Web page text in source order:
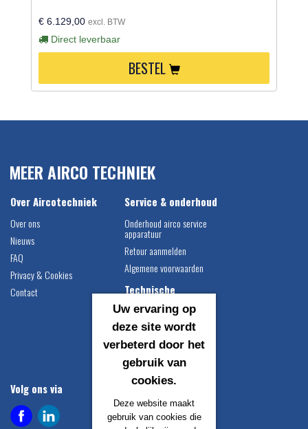
€ 6.129,00 excl. BTW
Direct leverbaar
BESTEL
MEER AIRCO TECHNIEK
Over Aircotechniek
Over ons
Nieuws
FAQ
Privacy & Cookies
Contact
Service & onderhoud
Onderhoud airco service
apparatuur
Retour aanmelden
Algemene voorwaarden
Technische
Airco vulgewichten
Compressor montage
instructie
Catalogus downloaden
Volg ons via Contact gegevens
Airco Techniek B.V.
Uw ervaring op
deze site wordt
verbeterd door het
gebruik van
cookies.
Deze website maakt
gebruik van cookies die